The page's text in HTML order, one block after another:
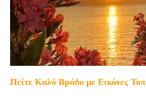
Πείτε Καλό Βράδυ με Εικόνες Τοπ